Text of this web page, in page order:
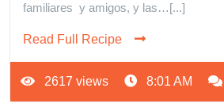
familiares y amigos, y las…[...]
Read Full Recipe
2617 views 8:01 AM